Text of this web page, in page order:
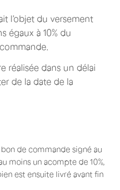
l’objet du versement
égaux à 10% du
réalisée dans un délai
de la date de la
de commande signé au
moins un acompte de 10%,
est ensuite livré avant fin